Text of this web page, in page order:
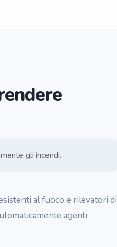
gli incendi.
al fuoco e rilevatori di
agenti